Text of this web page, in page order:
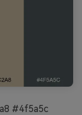
#4f5a5c